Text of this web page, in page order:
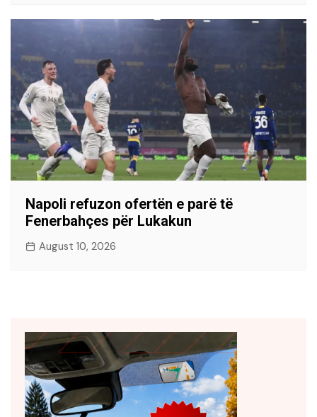
Napoli refuzon ofertën e parë të
Fenerbahçes për Lukakun
August 10, 2026